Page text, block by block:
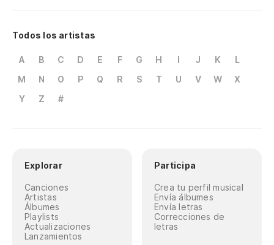
Todos los artistas
A B C D E F G H I J K
L
M
N O P Q R S T U V W
X
Y
Z #
Explorar
Canciones
Artistas
Álbumes
Playlists
Actualizaciones
Lanzamientos
Participa
Crea tu perfil musical
Envía álbumes
Envía letras
Correcciones de
letras